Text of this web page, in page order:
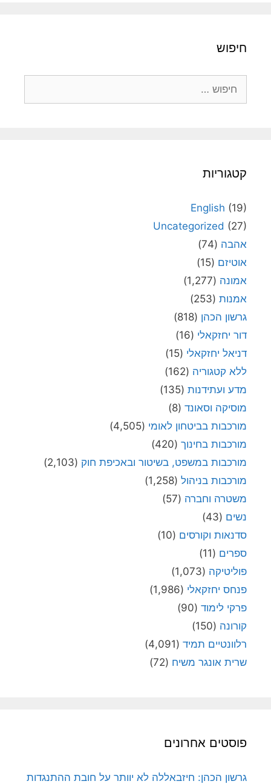
חיפוש
קטגוריות
English (19)
Uncategorized (27)
אהבה (74)
אוטיזם (15)
אמונה (1,277)
אמנות (253)
גרשון הכהן (818)
דור יחזקאלי (16)
דניאל יחזקאלי (15)
ללא קטגוריה (162)
מדע ועתידנות (135)
מוסיקה וסאונד (8)
מורכבות בביטחון לאומי (4,505)
מורכבות בחינוך (420)
מורכבות במשפט, בשיטור ובאכיפת חוק (2,103)
מורכבות בניהול (1,258)
משטרה וחברה (57)
נשים (43)
סדנאות וקורסים (10)
ספרים (11)
פוליטיקה (1,073)
פנחס יחזקאלי (1,986)
פרקי לימוד (90)
קורונה (150)
רלוונטיים תמיד (4,091)
שרית אונגר משיח (72)
פוסטים אחרונים
גרשון הכהן: חיזבאללה לא יוותר על חובת ההתנגדות